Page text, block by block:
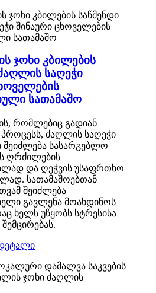
ჯოხი კბილების
საღეჭი
სათამაშო
რომლებიც გადიან
ძაღლის საღეჭი
შეიძლება სასარგებლო
ღრძილების
და ღეჭვის უსაფრთხო
სათამაშოებთან
შეიძლება
გავლენა მოახდინოს
ხელს უწყობს სტრესისა